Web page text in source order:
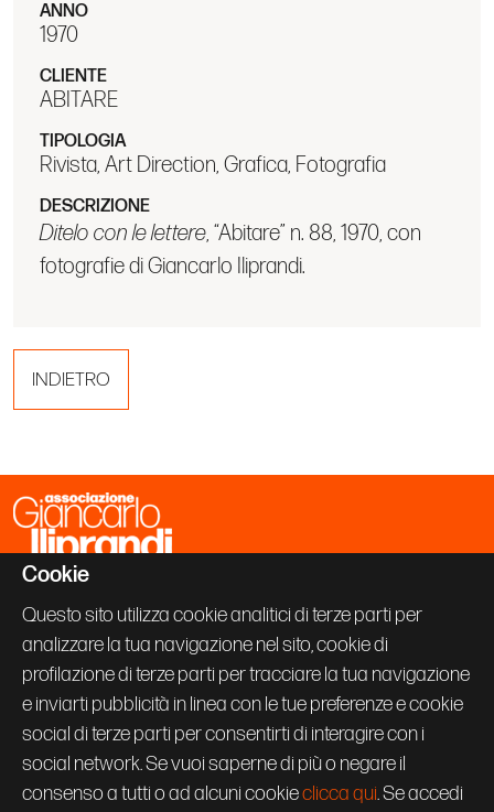
Cookie
Questo sito utilizza cookie analitici di terze parti per
analizzare la tua navigazione nel sito, cookie di
profilazione di terze parti per tracciare la tua navigazione
e inviarti pubblicità in linea con le tue preferenze e cookie
social di terze parti per consentirti di interagire con i
social network. Se vuoi saperne di più o negare il
consenso a tutti o ad alcuni cookieclicca qui. Se accedi
ANNO
1970
CLIENTE
ABITARE
TIPOLOGIA
Rivista, Art Direction, Grafica, Fotografia
DESCRIZIONE
Ditelo con le lettere, “Abitare” n. 88, 1970, con
fotografie di Giancarlo Iliprandi.
INDIETRO
Associazione Giancarlo Iliprandi
20131 Milano
+39 02 70600843
info@giancarloiliprandi.net
PRIVACY POLICY
COOKIE
CREDITS